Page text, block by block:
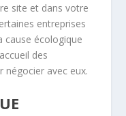
site et dans votre
entreprises
cause écologique
des
négocier avec eux.